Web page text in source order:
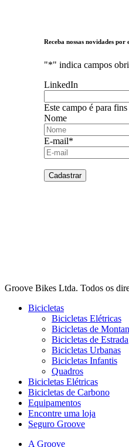
Receba nossas novidades por
"*" indica campos
LinkedIn
Este campo é para
Nome
E-mail*
Groove Bikes Ltda. Todos os
Close
Bicicletas
Bicicletas Elétricas
Bicicletas de
Bicicletas de Estrada
Bicicletas Urbanas
Bicicletas Infantis
Quadros
Bicicletas Elétricas
Bicicletas de Carbono
Equipamentos
Encontre uma loja
Seguro Groove
A Groove